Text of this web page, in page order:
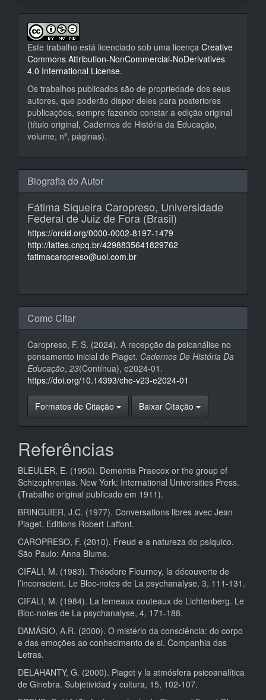
Este trabalho está licenciado sob uma licença Creative
Commons Attribution-NonCommercial-NoDerivatives
4.0 International License.
Os trabalhos publicados são de propriedade dos seus
autores, que poderão dispor deles para posteriores
publicações, sempre fazendo constar a edição original
(título original, Cadernos de História da Educação,
volume, nº, páginas).
Biografia do Autor
Fátima Siqueira Caropreso, Universidade
Federal de Juiz de Fora (Brasil)
https://orcid.org/0000-0002-8197-1479
http://lattes.cnpq.br/4298835641829762
fatimacaropreso@uol.com.br
Como Citar
Caropreso, F. S. (2024). A recepção da psicanálise no
pensamento inicial de Piaget. Cadernos De História Da
Educação, 23(Contínua), e2024-01.
https://doi.org/10.14393/che-v23-e2024-01
Formatos de Citação Baixar Citação
Referências
BLEULER, E. (1950). Dementia Praecox or the group of
Schizophrenias. New York: International Universities Press.
(Trabalho original publicado em 1911).
BRINGUIER, J.C. (1977). Conversations libres avec Jean
Piaget. Editions Robert Laffont.
CAROPRESO, F. (2010). Freud e a natureza do psíquico.
São Paulo: Anna Blume.
CIFALI, M. (1983). Théodore Flournoy, la découverte de
l’inconscient. Le Bloc-notes de La psychanalyse, 3, 111-131.
CIFALI, M. (1984). La femeaux couteaux de Lichtenberg. Le
Bloc-notes de La psychanalyse, 4, 171-188.
DAMÁSIO, A.R. (2000). O mistério da consciência: do corpo
e das emoções ao conhecimento de si. Companhia das
Letras.
DELAHANTY, G. (2000). Piaget y la atmósfera psicoanalítica
de Ginebra. Subjetividad y cultura, 15, 102-107.